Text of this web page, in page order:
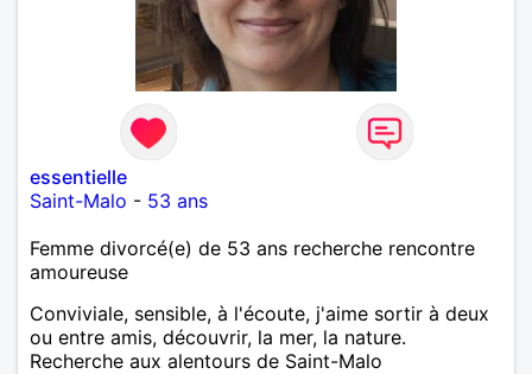
essentielle
Saint-Malo - 53 ans
Femme divorcé(e) de 53 ans recherche rencontre
amoureuse
Conviviale, sensible, à l'écoute, j'aime sortir à deux
ou entre amis, découvrir, la mer, la nature.
Recherche aux alentours de Saint-Malo